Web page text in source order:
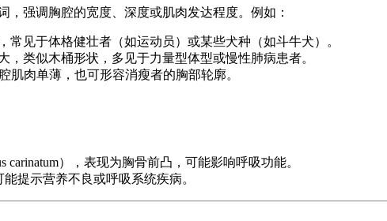
，强调胸腔的宽度、深度或肌肉发达程度。例如：
常见于体格健壮者（如运动员）或某些犬种（如斗牛犬）。
，类似木桶形状，多见于力量型体型或慢性肺病患者。
肌肉单薄，也可形容消瘦者的胸部轮廓。
carinatum），表现为胸骨前凸，可能影响呼吸功能。
提示营养不良或呼吸系统疾病。